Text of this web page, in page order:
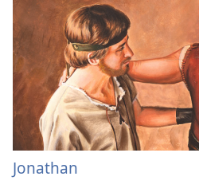
Jonathan